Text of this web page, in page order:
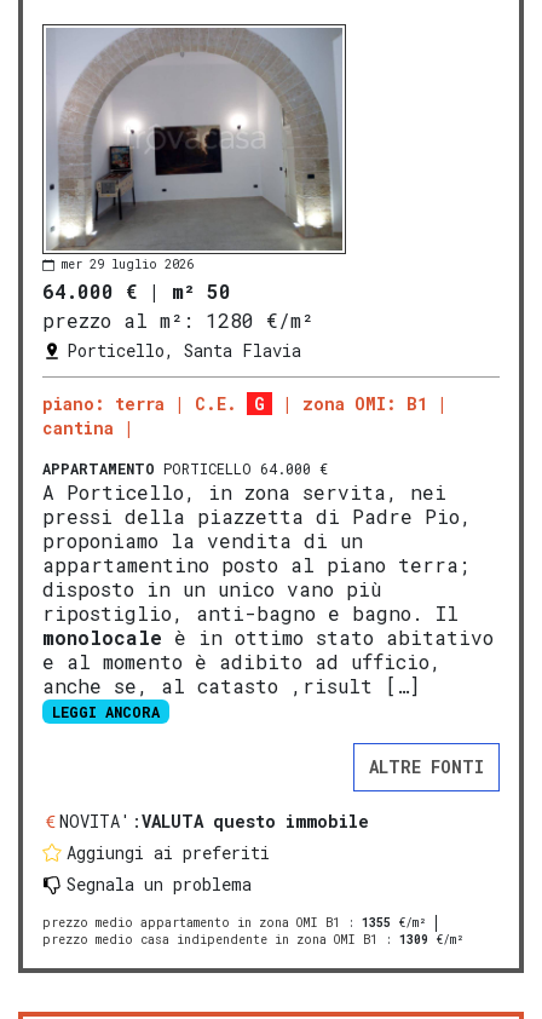
mer 29 luglio 2026
64.000 € | m² 50
prezzo al m²:
1280 €/m²
Porticello, Santa Flavia
piano: terra C.E. G
zona OMI: B1
cantina
APPARTAMENTO PORTICELLO 64.000 €
A Porticello, in zona servita, nei
pressi della piazzetta di Padre Pio,
proponiamo la vendita di un
appartamentino posto al piano terra;
disposto in un unico vano più
ripostiglio, anti-bagno e bagno. Il
monolocale è in ottimo stato abitativo
e al momento è adibito ad ufficio,
anche se, al catasto ,risult […]
LEGGI ANCORA
ALTRE FONTI
NOVITA':VALUTA questo immobile
Aggiungi ai preferiti
Segnala un problema
prezzo medio appartamento in zona OMI B1 : 1355 €/m²
prezzo medio casa indipendente in zona OMI B1
: 1309 €/m²